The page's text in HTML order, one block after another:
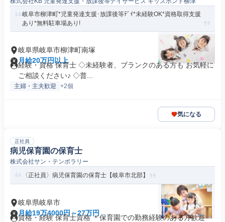
岐阜市柳津町*児童発達支援･放課後等ﾃﾞｲ*未経験OK*資格取得支援
あり*無料駐車場あり!
岐阜県岐阜市柳津町南塚
月給20万円以上
経験・資格 保育士 ◇未経験者、ブランクのある方も お気軽に
ご相談ください♪ ◇普...
主婦・主夫歓迎 +2個
気になる
正社員
病児保育園の保育士
株式会社サン・テンポラリー
〈正社員〉病児保育園の保育士【岐阜市北部】
岐阜県岐阜市
月給19万4000円～27万円
資格・経験 保育士資格 ＊保育園での勤務経験のある方歓迎